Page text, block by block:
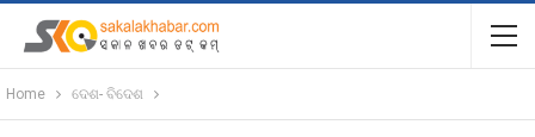
Home ଦେଶ- ବିଦେଶ